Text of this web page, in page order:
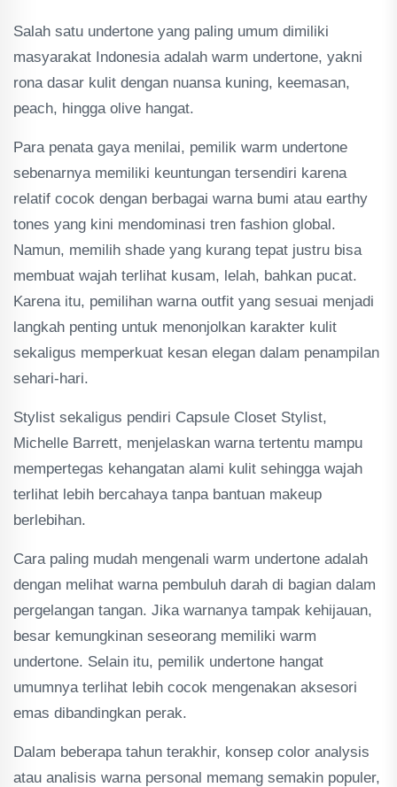
Salah satu undertone yang paling umum dimiliki
masyarakat Indonesia adalah warm undertone, yakni
rona dasar kulit dengan nuansa kuning, keemasan,
peach, hingga olive hangat.
Para penata gaya menilai, pemilik warm undertone
sebenarnya memiliki keuntungan tersendiri karena
relatif cocok dengan berbagai warna bumi atau earthy
tones yang kini mendominasi tren fashion global.
Namun, memilih shade yang kurang tepat justru bisa
membuat wajah terlihat kusam, lelah, bahkan pucat.
Karena itu, pemilihan warna outfit yang sesuai menjadi
langkah penting untuk menonjolkan karakter kulit
sekaligus memperkuat kesan elegan dalam penampilan
sehari-hari.
Stylist sekaligus pendiri Capsule Closet Stylist,
Michelle Barrett, menjelaskan warna tertentu mampu
mempertegas kehangatan alami kulit sehingga wajah
terlihat lebih bercahaya tanpa bantuan makeup
berlebihan.
Cara paling mudah mengenali warm undertone adalah
dengan melihat warna pembuluh darah di bagian dalam
pergelangan tangan. Jika warnanya tampak kehijauan,
besar kemungkinan seseorang memiliki warm
undertone. Selain itu, pemilik undertone hangat
umumnya terlihat lebih cocok mengenakan aksesori
emas dibandingkan perak.
Dalam beberapa tahun terakhir, konsep color analysis
atau analisis warna personal memang semakin populer,